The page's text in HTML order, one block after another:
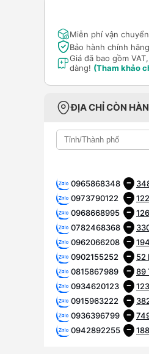
Miễn phí vận
Bảo hành chính
Giá đã bao gồm
dàng! (Tham khảo
ĐỊA CHỈ CÒN
0965868348
0973790122
0968668995
0782468368
0962066208
0902155252
52
0815867989
89
0934620123
0915963222
0936396799
0942892255